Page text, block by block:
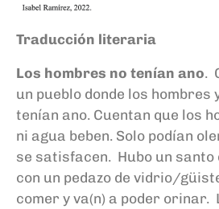
Traducción literaria
Los hombres no tenían ano.
un pueblo donde los hombres
tenían ano. Cuentan que los
ni agua beben. Solo podían
se satisfacen. Hubo un
con un pedazo de vidrio/
comer y va(n) a poder orinar.